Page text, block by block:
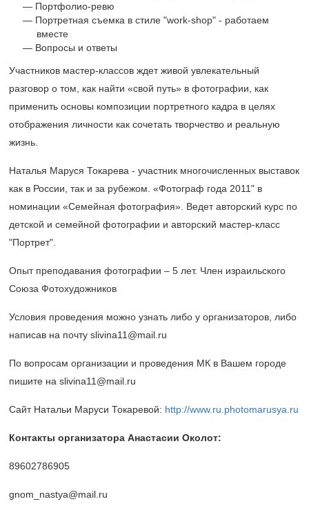
Портфолио-ревю
Портретная съемка в стиле "work-shop" - работаем
вместе
Вопросы и ответы
Участников мастер-классов ждет живой увлекательный
разговор о том, как найти «свой путь» в фотографии, как
применить основы композиции портретного кадра в целях
отображения личности как сочетать творчество и реальную
жизнь.
Наталья Маруся Токарева - участник многочисленных выставок
как в России, так и за рубежом. «Фотограф года 2011" в
номинации «Семейная фотография». Ведет авторский курс по
детской и семейной фотографии и авторский мастер-класс
"Портрет".
Опыт преподавания фотографии – 5 лет. Член израильского
Союза Фотохудожников
Условия проведения можно узнать либо у организаторов, либо
написав на почту slivina11@mail.ru
По вопросам организации и проведения МК в Вашем городе
пишите на slivina11@mail.ru
Сайт Натальи Маруси Токаревой: http://www.ru.photomarusya.ru
Контакты организатора Анастасии Околот:
89602786905
gnom_nastya@mail.ru